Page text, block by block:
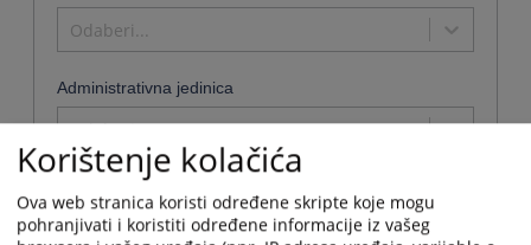
Odaberi...
Administrativna jedinica
Odaberi...
Korištenje kolačića
Ova web stranica koristi određene skripte koje mogu
pohranjivati i koristiti određene informacije iz vašeg